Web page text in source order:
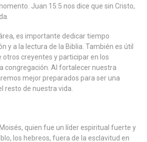
Juan 15:5 nos dice que sin Cristo,
es importante dedicar tiempo
y a la lectura de la Biblia. También es útil
otros creyentes y participar en los
congregación. Al fortalecer nuestra
mejor preparados para ser una
resto de nuestra vida.
Moisés, quien fue un líder espiritual fuerte y
los hebreos, fuera de la esclavitud en